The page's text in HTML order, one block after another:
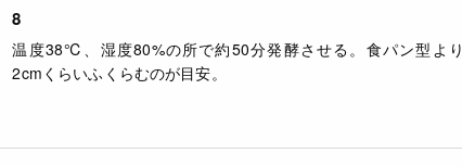
8
温度38℃、湿度80%の所で約50分発酵させる。食パン型より
2cmくらいふくらむのが目安。